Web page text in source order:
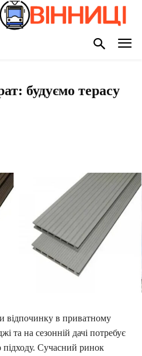
будуємо терасу
відпочинку в приватному
та на сезонній дачі потребує
Сучасний ринок